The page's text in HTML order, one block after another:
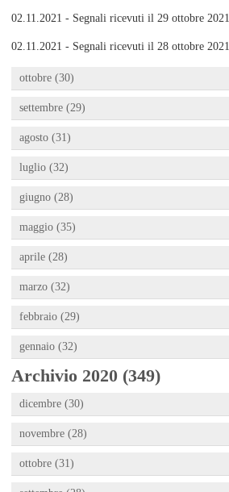
02.11.2021 - Segnali ricevuti il 29 ottobre 2021
02.11.2021 - Segnali ricevuti il 28 ottobre 2021
ottobre (30)
settembre (29)
agosto (31)
luglio (32)
giugno (28)
maggio (35)
aprile (28)
marzo (32)
febbraio (29)
gennaio (32)
Archivio 2020 (349)
dicembre (30)
novembre (28)
ottobre (31)